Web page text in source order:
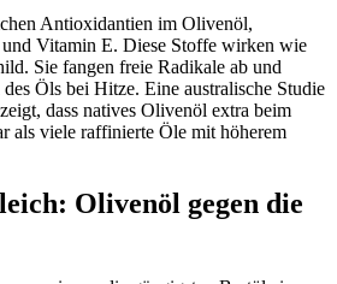
Antioxidantien im Olivenöl,
Vitamin E. Diese Stoffe wirken wie
Sie fangen freie Radikale ab und
Öls bei Hitze. Eine australische Studie
dass natives Olivenöl extra beim
als viele raffinierte Öle mit höherem
Olivenöl gegen die